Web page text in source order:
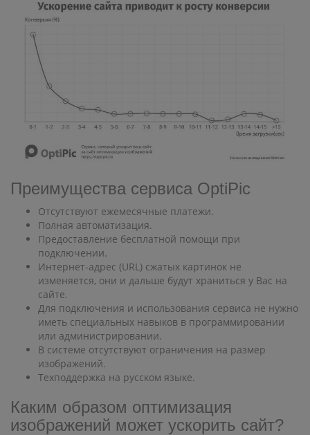
Преимущества сервиса OptiPic
Отсутствуют ежемесячные платежи.
Полная автоматизация.
Предоставление бесплатной помощи при
подключении.
Интернет-адрес (URL) сжатых картинок не
изменяется, они и дальше будут храниться у Вас на
сайте.
Для подключения и использования сервиса не нужно
иметь специальных навыков в программировании
или администрировании.
В системе отсутствуют ограничения на размер
изображений.
Техподдержка на русском языке.
Каким образом оптимизация
изображений может ускорить сайт?